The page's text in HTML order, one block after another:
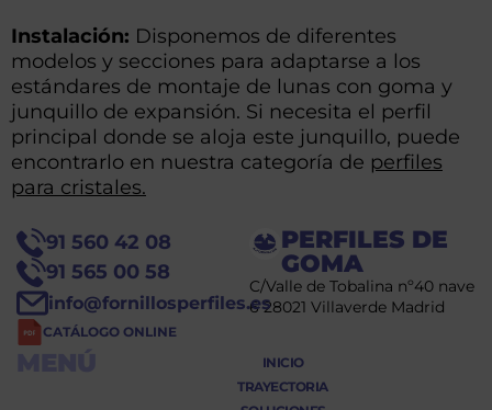
Instalación: Disponemos de diferentes
modelos y secciones para adaptarse a los
estándares de montaje de lunas con goma y
junquillo de expansión. Si necesita el perfil
principal donde se aloja este junquillo, puede
encontrarlo en nuestra categoría de perfiles
para cristales.
PERFILES DE
GOMA
C/Valle de Tobalina nº40 nave
6 28021 Villaverde Madrid
91 560 42 08
91 565 00 58
info@fornillosperfiles.es
CATÁLOGO ONLINE
INICIO
TRAYECTORIA